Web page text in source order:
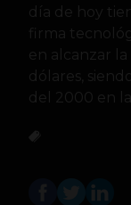
día de hoy
firma
en alcanzar
dólares,
del 2000 en la